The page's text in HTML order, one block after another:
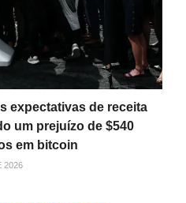
expectativas de receita
um prejuízo de $540
em bitcoin
2026